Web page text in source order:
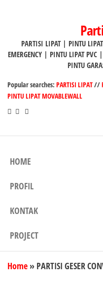
PARTISI LIPAT | PINTU
EMERGENCY | PINTU LIPAT
PINTU
Popular searches: PARTISI LIPAT//
PINTU LIPAT MOVABLEWALL
HOME
PROFIL
KONTAK
PROJECT
Home » PARTISI GESER